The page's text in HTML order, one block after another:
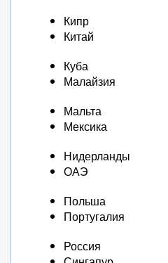
Кипр
Китай
Куба
Малайзия
Мальта
Мексика
Нидерланды
ОАЭ
Польша
Португалия
Россия